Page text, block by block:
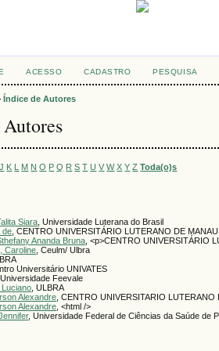
ACESSO CADASTRO PESQUISA
Índice de Autores
J K L M N O P Q R S T U V W X Y Z Toda(o)s
Siara , Universidade Luterana do Brasil
de , CENTRO UNIVERSITÁRIO LUTERANO DE
Ananda Bruna , <p>CENTRO UNIVERSITÁRIO
Caroline , Ceulm/ Ulbra
Universitário UNIVATES
, Universidade Feevale
Luciano , ULBRA
Alexandre , CENTRO UNIVERSITARIO LUTERANO
Alexandre , <html />
, Universidade Federal de Ciências da Saúde de